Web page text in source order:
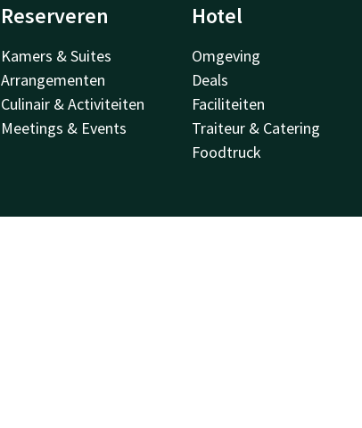
Reserveren
Kamers & Suites
Arrangementen
Culinair & Activiteiten
Meetings & Events
Hotel
Omgeving
Deals
Faciliteiten
Traiteur & Catering
Foodtruck